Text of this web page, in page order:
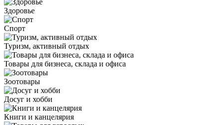
Здоровье
Спорт
Туризм, активный отдых
Товары для бизнеса, склада и офиса
Зоотовары
Досуг и хобби
Книги и канцелярия